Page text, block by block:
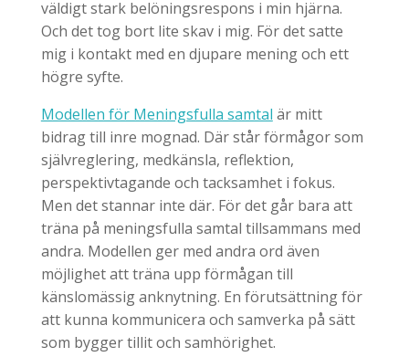
väldigt stark belöningsrespons i min hjärna.
Och det tog bort lite skav i mig. För det satte
mig i kontakt med en djupare mening och ett
högre syfte.
Modellen för Meningsfulla samtal är mitt
bidrag till inre mognad. Där står förmågor som
självreglering, medkänsla, reflektion,
perspektivtagande och tacksamhet i fokus.
Men det stannar inte där. För det går bara att
träna på meningsfulla samtal tillsammans med
andra. Modellen ger med andra ord även
möjlighet att träna upp förmågan till
känslomässig anknytning. En förutsättning för
att kunna kommunicera och samverka på sätt
som bygger tillit och samhörighet.